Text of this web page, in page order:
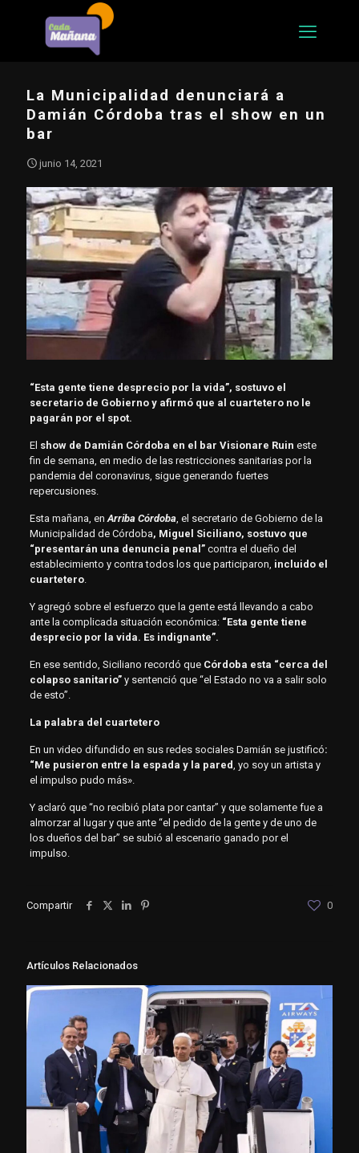
La Municipalidad denunciará a
Damián Córdoba tras el show en un
bar
junio 14, 2021
“Esta gente tiene desprecio por la vida”, sostuvo el
secretario de Gobierno y afirmó que al cuartetero no le
pagarán por el spot.
El show de Damián Córdoba en el bar Visionare Ruin este
fin de semana, en medio de las restricciones sanitarias por la
pandemia del coronavirus, sigue generando fuertes
repercusiones.
Esta mañana, enArriba Córdoba, el secretario de Gobierno de la
Municipalidad de Córdoba, Miguel Siciliano, sostuvo que
“presentarán una denuncia penal”contra el dueño del
establecimiento y contra todos los que participaron, incluido el
cuartetero.
Y agregó sobre el esfuerzo que la gente está llevando a cabo
ante la complicada situación económica:“Esta gente tiene
desprecio por la vida. Es indignante”.
En ese sentido, Siciliano recordó queCórdoba esta “cerca del
colapso sanitario”y sentenció que “el Estado no va a salir solo
de esto”.
La palabra del cuartetero
En un video difundido en sus redes sociales Damián se justificó:
“Me pusieron entre la espada y la pared, yo soy un artista y
el impulso pudo más».
Y aclaró que “no recibió plata por cantar” y que solamente fue a
almorzar al lugar y que ante “el pedido de la gente y de uno de
los dueños del bar” se subió al escenario ganado por el
impulso.
Compartir 0
Artículos Relacionados